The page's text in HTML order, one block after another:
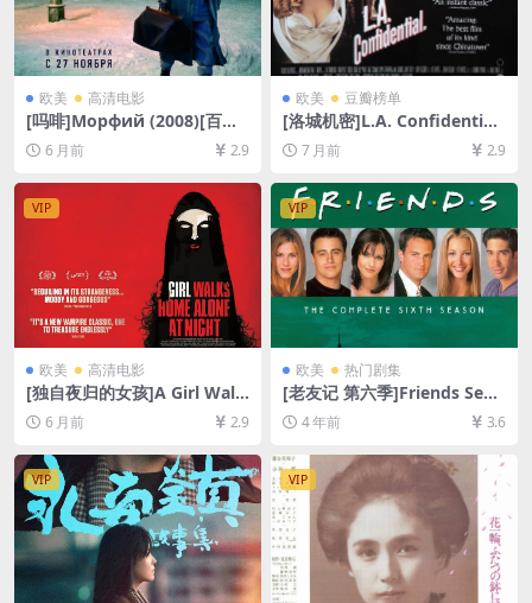
欧美 高清电影
[吗啡]Морфий (2008)[百度
网盘+夸克网盘1080P超清未
删减资源][网盘在线播放/下
载][MP4/7.5GB][中文字幕]
6 月前 2.9
欧美 豆瓣榜单
[洛城机密]L.A. Confidential
(1997)[百度网盘+夸克网盘10
80P超清未删减资源][网盘在
线播放/下载][MP4/11GB][中
英字幕]
7 月前 2.9
VIP
欧美 高清电影
[独自夜归的女孩]A Girl Walk
s Home Alone at Night (20
14)[百度网盘+夸克网盘1080P
超清未删减资源][网盘在线播
放/下载][MP4/6.2GB][中文字
幕]
6 月前 2.9
VIP
欧美 热门剧集
[老友记 第六季]Friends Seas
on 6 (1999)[百度网盘+夸克网
盘资源1080P超清未删减][MP
4/31GB][中英字幕]
4 年前 3.6
VIP VIP